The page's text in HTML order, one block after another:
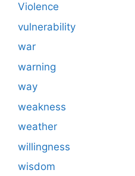
Violence
vulnerability
war
warning
way
weakness
weather
willingness
wisdom